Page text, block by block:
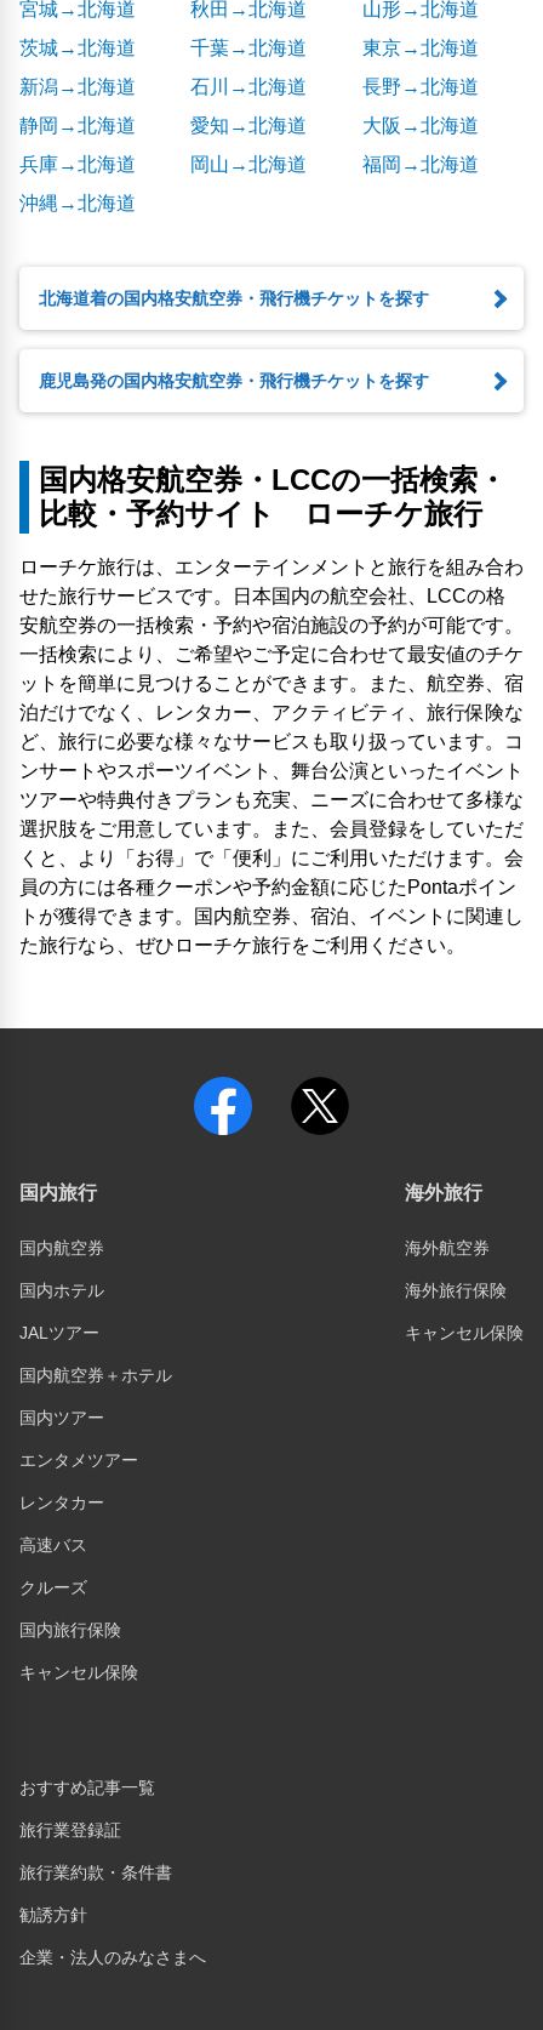
宮城→北海道
秋田→北海道
山形→北海道
茨城→北海道
千葉→北海道
東京→北海道
新潟→北海道
石川→北海道
長野→北海道
静岡→北海道
愛知→北海道
大阪→北海道
兵庫→北海道
岡山→北海道
福岡→北海道
沖縄→北海道
北海道着の国内格安航空券・飛行機チケットを探す
鹿児島発の国内格安航空券・飛行機チケットを探す
国内格安航空券・LCCの一括検索・
比較・予約サイト ローチケ旅行
ローチケ旅行は、エンターテインメントと旅行を組み合わ
せた旅行サービスです。日本国内の航空会社、LCCの格
安航空券の一括検索・予約や宿泊施設の予約が可能です。
一括検索により、ご希望やご予定に合わせて最安値のチケ
ットを簡単に見つけることができます。また、航空券、宿
泊だけでなく、レンタカー、アクティビティ、旅行保険な
ど、旅行に必要な様々なサービスも取り扱っています。コ
ンサートやスポーツイベント、舞台公演といったイベント
ツアーや特典付きプランも充実、ニーズに合わせて多様な
選択肢をご用意しています。また、会員登録をしていただ
くと、より「お得」で「便利」にご利用いただけます。会
員の方には各種クーポンや予約金額に応じたPontaポイン
トが獲得できます。国内航空券、宿泊、イベントに関連し
た旅行なら、ぜひローチケ旅行をご利用ください。
国内旅行
国内航空券
国内ホテル
JALツアー
国内航空券＋ホテル
国内ツアー
エンタメツアー
レンタカー
高速バス
クルーズ
国内旅行保険
キャンセル保険
おすすめ記事一覧
旅行業登録証
旅行業約款・条件書
勧誘方針
企業・法人のみなさまへ
海外旅行
海外航空券
海外旅行保険
キャンセル保険